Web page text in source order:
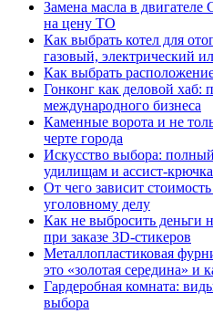
Замена масла в двигателе
на цену ТО
Как выбрать котел для
газовый, электрический
Как выбрать
Гонконг как деловой хаб:
международного бизнеса
Каменные ворота и не
черте города
Искусство выбора:
удилищам и ассист-
От чего зависит
уголовному делу
Как не выбросить деньги
при заказе 3D-стикеров
Металлопластиковая
это «золотая середина» и
Гардеробная комната:
выбора